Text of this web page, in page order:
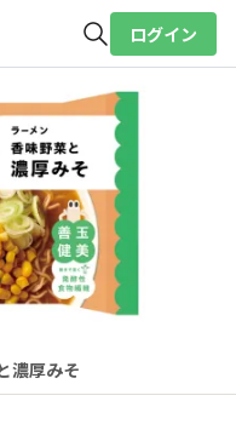
ログイン
濃厚みそ